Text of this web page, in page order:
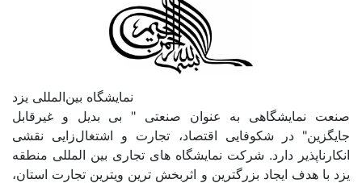
نمایشگاه بین‌المللی یزد
صنعت نمایشگاهی به عنوان صنعتی " بی بدیل و غیرقابل
جایگزین" در شکوفایی اقتصاد، تجارت و اشتغال‌زایی نقشی
انکارناپذیر دارد. شرکت نمایشگاه های تجاری بین المللی منطقه
یزد با هدف ایجاد بزرگترین و اثربخش ترین ویترین تجارت استان،